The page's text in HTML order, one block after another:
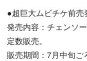
●超巨大ムビチケ前売
発売内容：チェンソ
定数販売。
販売期間：7月中旬ご